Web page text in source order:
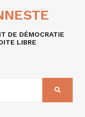
DE DÉMOCRATIE
LIBRE